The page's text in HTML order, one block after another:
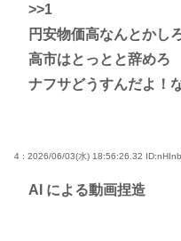
>>1
円安物価高なんとかし
高市はとっとと辞めろ
ナフサどうすんだよ！
4 : 2026/06/03(水) 18:56:26.32
AI による動画捏造